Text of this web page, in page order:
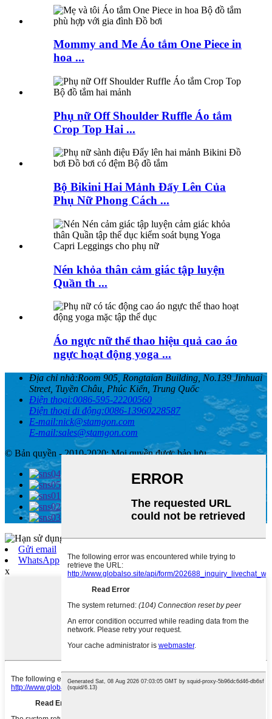
Mommy and Me Áo tắm One Piece in
hoa ...
Phụ nữ Off Shoulder Ruffle Áo tắm
Crop Top Hai ...
Bộ Bikini Hai Mảnh Đẩy Lên Của
Phụ Nữ Phong Cách ...
Nén khỏa thân cảm giác tập luyện
Quần th ...
Áo ngực nữ thể thao hiệu quả cao áo
ngực hoạt động yoga ...
Địa chỉ nhà:Room 905, Rongtaian Building, No.139 Jinhuai
Street, Tuyền Châu, Phúc Kiến, Trung Quốc
Điện thoại:0086-595-22200560
Điện thoại di động:0086-13960228587
E-mail:nick@stamgon.com
E-mail:sales@stamgon.com
© Bản quyền - 2010-2020: Mọi quyền được bảo lưu., , , , , , ,
Gửi email
WhatsApp
x